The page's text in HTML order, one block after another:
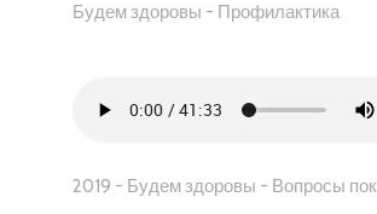
Будем здоровы - Профилактика
2019 - Будем здоровы - Вопросы